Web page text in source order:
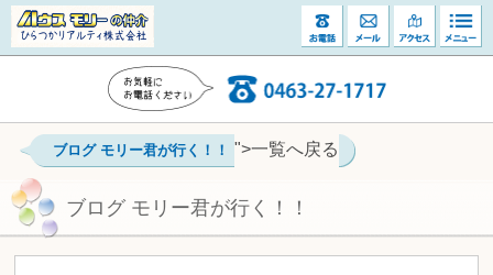
ブログ モリー君が行く！！ ">一覧へ戻る
ブログ モリー君が行く！！